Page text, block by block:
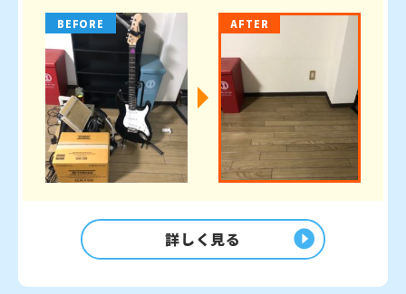
BEFORE AFTER
詳しく見る